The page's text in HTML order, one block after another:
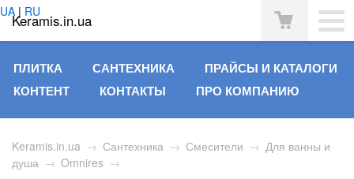
Keramis.in.ua
UA | RU
ПЛИТКА САНТЕХНИКА
ПРАЙСЫ И КАТАЛОГИ
КОНТЕНТ
КОНТАКТЫ ПРО КОМПАНИЮ
Keramis.in.ua → Сантехника → Смесители → Для ванны и
душа → Omnires →